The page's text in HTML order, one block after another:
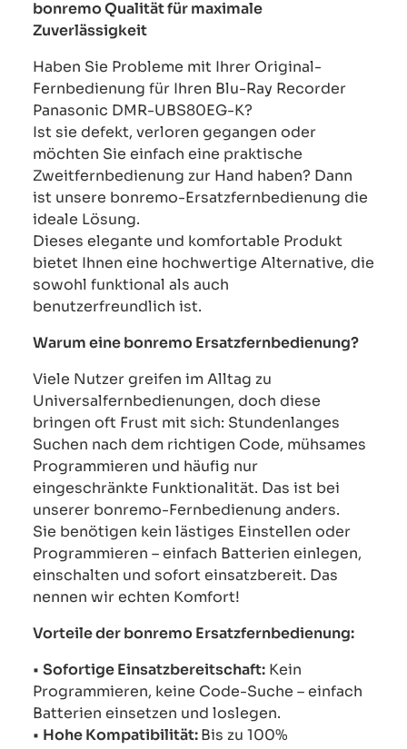
bonremo Qualität für maximale
Zuverlässigkeit
Haben Sie Probleme mit Ihrer Original-
Fernbedienung für Ihren Blu-Ray Recorder
Panasonic DMR-UBS80EG-K?
Ist sie defekt, verloren gegangen oder
möchten Sie einfach eine praktische
Zweitfernbedienung zur Hand haben? Dann
ist unsere bonremo-Ersatzfernbedienung die
ideale Lösung.
Dieses elegante und komfortable Produkt
bietet Ihnen eine hochwertige Alternative, die
sowohl funktional als auch
benutzerfreundlich ist.
Warum eine bonremo Ersatzfernbedienung?
Viele Nutzer greifen im Alltag zu
Universalfernbedienungen, doch diese
bringen oft Frust mit sich: Stundenlanges
Suchen nach dem richtigen Code, mühsames
Programmieren und häufig nur
eingeschränkte Funktionalität. Das ist bei
unserer bonremo-Fernbedienung anders.
Sie benötigen kein lästiges Einstellen oder
Programmieren – einfach Batterien einlegen,
einschalten und sofort einsatzbereit. Das
nennen wir echten Komfort!
Vorteile der bonremo Ersatzfernbedienung:
• Sofortige Einsatzbereitschaft: Kein
Programmieren, keine Code-Suche – einfach
Batterien einsetzen und loslegen.
• Hohe Kompatibilität:Bis zu 100%